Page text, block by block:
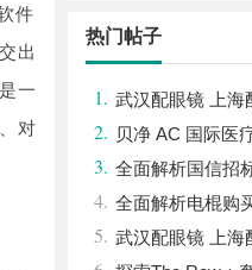
件
出
一
对
热门帖子
1. 武汉配眼镜 上海
2. 贝净 AC 国际医
体系全解析
3. 全面解析国信招
优势
4. 全面解析电棍购
南，保障安全与合法
5. 武汉配眼镜 上海